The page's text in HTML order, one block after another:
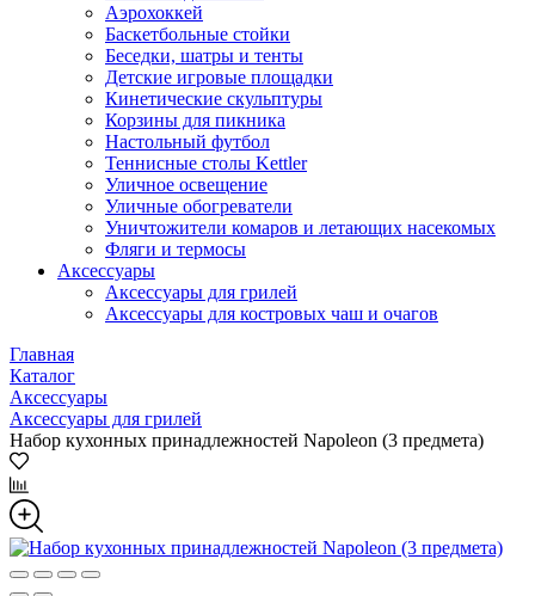
Аэрохоккей
Баскетбольные стойки
Беседки, шатры и тенты
Детские игровые площадки
Кинетические скульптуры
Корзины для пикника
Настольный футбол
Теннисные столы Kettler
Уличное освещение
Уличные обогреватели
Уничтожители комаров и летающих насекомых
Фляги и термосы
Аксессуары
Аксессуары для грилей
Аксессуары для костровых чаш и очагов
Главная
Каталог
Аксессуары
Аксессуары для грилей
Набор кухонных принадлежностей Napoleon (3 предмета)